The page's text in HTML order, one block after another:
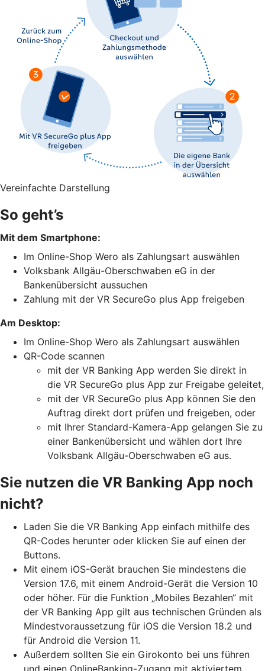
Vereinfachte Darstellung
So geht’s
Mit dem Smartphone:
Im Online-Shop Wero als Zahlungsart auswählen
Volksbank Allgäu-Oberschwaben eG in der
Bankenübersicht aussuchen
Zahlung mit der VR SecureGo plus App freigeben
Am Desktop:
Im Online-Shop Wero als Zahlungsart auswählen
QR-Code scannen
mit der VR Banking App werden Sie direkt in
die VR SecureGo plus App zur Freigabe geleitet,
mit der VR SecureGo plus App können Sie den
Auftrag direkt dort prüfen und freigeben, oder
mit Ihrer Standard-Kamera-App gelangen Sie zu
einer Bankenübersicht und wählen dort Ihre
Volksbank Allgäu-Oberschwaben eG aus.
Sie nutzen die VR Banking App noch
nicht?
Laden Sie die VR Banking App einfach mithilfe des
QR-Codes herunter oder klicken Sie auf einen der
Buttons.
Mit einem iOS-Gerät brauchen Sie mindestens die
Version 17.6, mit einem Android-Gerät die Version 10
oder höher. Für die Funktion „Mobiles Bezahlen“ mit
der VR Banking App gilt aus technischen Gründen als
Mindestvoraussetzung für iOS die Version 18.2 und
für Android die Version 11.
Außerdem sollten Sie ein Girokonto bei uns führen